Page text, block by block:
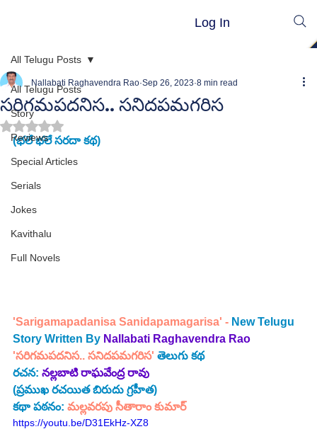
Log In
All Telugu Posts
Story
Reviews
Special Articles
Serials
Jokes
Kavithalu
Full Novels
All Telugu Posts
సరిగమపదనిస.. సనిదపమగరిస
Nallabati Raghavendra Rao Sep 26, 2023 8 min read
Rated NaN out of 5 stars.
(భలే భలే సరదా కథ)
'Sarigamapadanisa Sanidapamagarisa' - New Telugu
Story Written By Nallabati Raghavendra Rao
'సరిగమపదనిస.. సనిదపమగరిస' తెలుగు కథ
రచన: నల్లబాటి రాఘవేంద్ర రావు
(ప్రముఖ రచయిత బిరుదు గ్రహీత)
కథా పఠనం: మల్లవరపు సీతారాం కుమార్
https://youtu.be/D31EkHz-XZ8